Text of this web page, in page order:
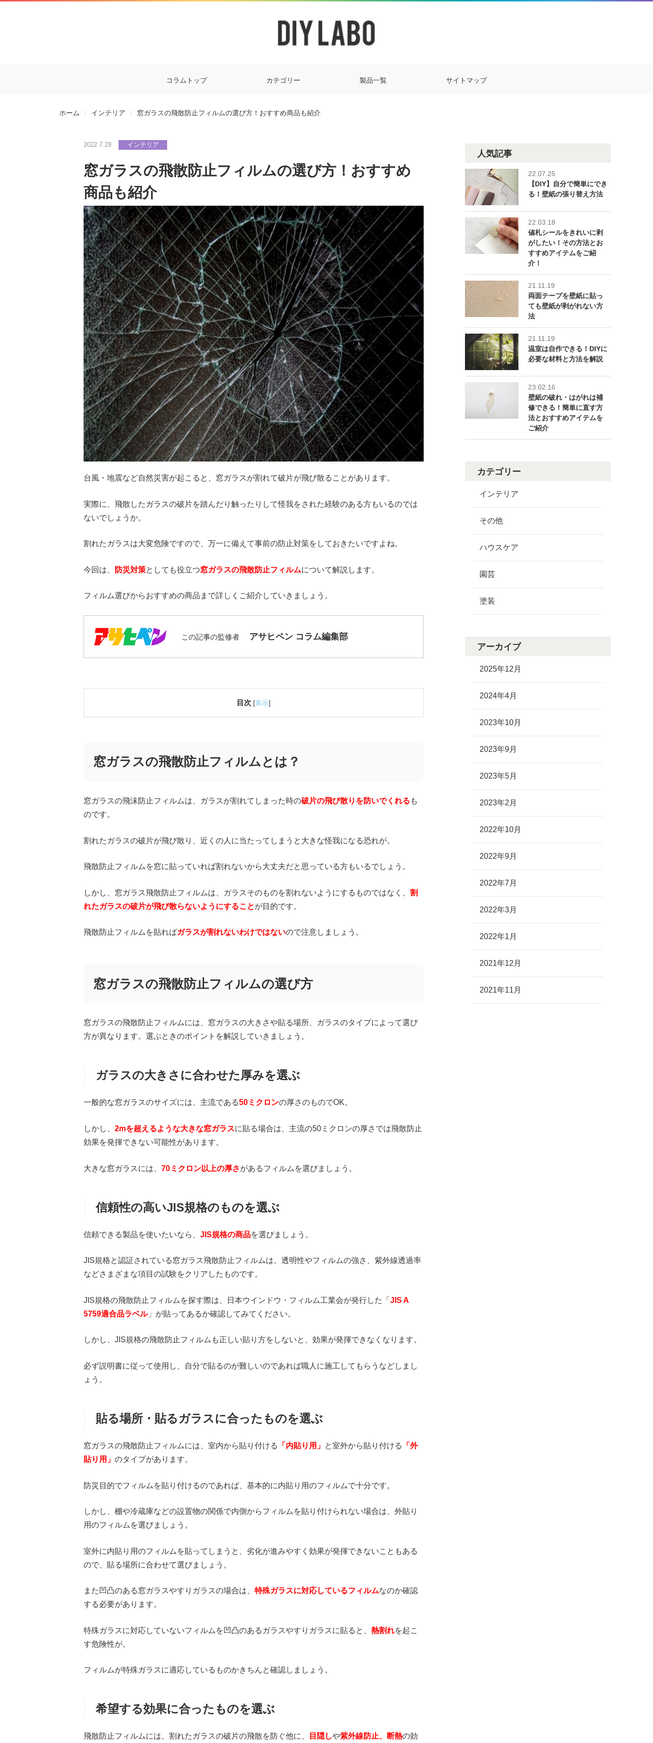
コラムトップ カテゴリー 製品一覧 サイトマップ
ホーム インテリア 窓ガラスの飛散防止フィルムの選び方！おすすめ商品も紹介
2022.7.29 インテリア
窓ガラスの飛散防止フィルムの選び方！おすすめ
商品も紹介
台風・地震など自然災害が起こると、窓ガラスが割れて破片が飛び散ることがあります。
実際に、飛散したガラスの破片を踏んだり触ったりして怪我をされた経験のある方もいるのでは
ないでしょうか。
割れたガラスは大変危険ですので、万一に備えて事前の防止対策をしておきたいですよね。
今回は、 防災対策としても役立つ窓ガラスの飛散防止フィルムについて解説します。
フィルム選びからおすすめの商品まで詳しくご紹介していきましょう。
この記事の監修者 アサヒペン コラム編集部
目次 [表示]
窓ガラスの飛散防止フィルムとは？
窓ガラスの飛沫防止フィルムは、ガラスが割れてしまった時の破片の飛び散りを防いでくれる も
のです。
割れたガラスの破片が飛び散り、近くの人に当たってしまうと大きな怪我になる恐れが。
飛散防止フィルムを窓に貼っていれば割れないから大丈夫だと思っている方もいるでしょう。
しかし、窓ガラス飛散防止フィルムは、ガラスそのものを割れないようにするものではなく、 割
れたガラスの破片が飛び散らないようにすることが目的です。
飛散防止フィルムを貼ればガラスが割れないわけではないので注意しましょう。
窓ガラスの飛散防止フィルムの選び方
窓ガラスの飛散防止フィルムには、窓ガラスの大きさや貼る場所、ガラスのタイプによって選び
方が異なります。選ぶときのポイントを解説していきましょう。
ガラスの大きさに合わせた厚みを選ぶ
一般的な窓ガラスのサイズには、主流である50ミクロンの厚さのものでOK。
しかし、 2mを超えるような大きな窓ガラスに貼る場合は、主流の50ミクロンの厚さでは飛散防止
効果を発揮できない可能性があります。
大きな窓ガラスには、 70ミクロン以上の厚さがあるフィルムを選びましょう。
信頼性の高いJIS規格のものを選ぶ
信頼できる製品を使いたいなら、 JIS規格の商品を選びましょう。
JIS規格と認証されている窓ガラス飛散防止フィルムは、透明性やフィルムの強さ、紫外線透過率
などさまざまな項目の試験をクリアしたものです。
JIS規格の飛散防止フィルムを探す際は、日本ウインドウ・フィルム工業会が発行した「 JIS A
5759適合品ラベル」が貼ってあるか確認してみてください。
しかし、JIS規格の飛散防止フィルムも正しい貼り方をしないと、効果が発揮できなくなります。
必ず説明書に従って使用し、自分で貼るのが難しいのであれば職人に施工してもらうなどしまし
ょう。
貼る場所・貼るガラスに合ったものを選ぶ
窓ガラスの飛散防止フィルムには、室内から貼り付ける 「内貼り用」 と室外から貼り付ける
「外
貼り用」 のタイプがあります。
防災目的でフィルムを貼り付けるのであれば、基本的に内貼り用のフィルムで十分です。
しかし、棚や冷蔵庫などの設置物の関係で内側からフィルムを貼り付けられない場合は、外貼り
用のフィルムを選びましょう。
室外に内貼り用のフィルムを貼ってしまうと、劣化が進みやすく効果が発揮できないこともある
ので、貼る場所に合わせて選びましょう。
また凹凸のある窓ガラスやすりガラスの場合は、 特殊ガラスに対応しているフィルムなのか確認
する必要があります。
特殊ガラスに対応していないフィルムを凹凸のあるガラスやすりガラスに貼ると、 熱割れを起こ
す危険性が。
フィルムが特殊ガラスに適応しているものかきちんと確認しましょう。
希望する効果に合ったものを選ぶ
飛散防止フィルムには、割れたガラスの破片の飛散を防ぐ他に、 目隠しや紫外線防止、断熱の効
人気記事
22.07.25
【DIY】自分で簡単にでき
る！壁紙の張り替え方法
22.03.18
値札シールをきれいに剥
がしたい！その方法とお
すすめアイテムをご紹
介！
21.11.19
両面テープを壁紙に貼っ
ても壁紙が剥がれない方
法
21.11.19
温室は自作できる！DIYに
必要な材料と方法を解説
23.02.16
壁紙の破れ・はがれは補
修できる！簡単に直す方
法とおすすめアイテムを
ご紹介
カテゴリー
インテリア
その他
ハウスケア
園芸
塗装
アーカイブ
2025年12月
2024年4月
2023年10月
2023年9月
2023年5月
2023年2月
2022年10月
2022年9月
2022年7月
2022年3月
2022年1月
2021年12月
2021年11月